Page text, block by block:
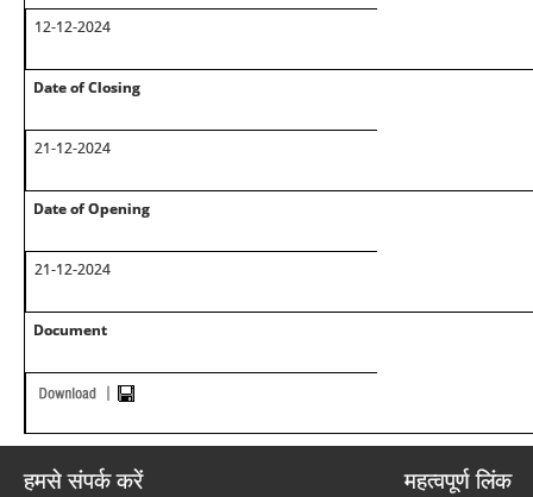
12-12-2024
Date of Closing
21-12-2024
Date of Opening
21-12-2024
Document
हमसे संपर्क करें महत्वपूर्ण लिंक